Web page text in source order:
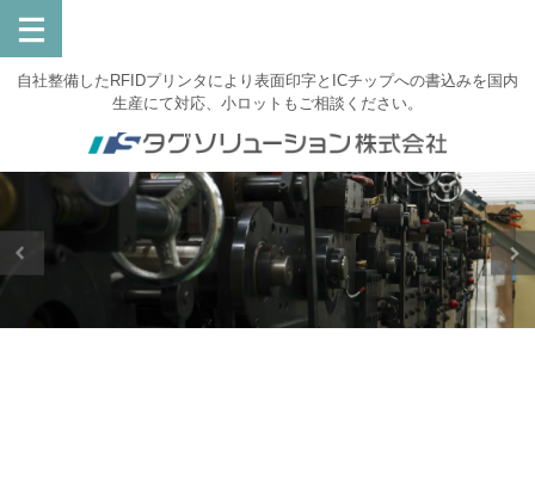
自社整備したRFIDプリンタにより表面印字とICチップへの書込みを国内
生産にて対応、小ロットもご相談ください。